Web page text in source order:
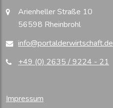
Arienheller Straße 10
56598 Rheinbrohl
info@portalderwirtschaft.de
+49 (0) 2635 / 9224 - 21
Impressum